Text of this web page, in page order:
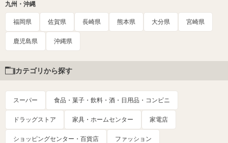
九州・沖縄
福岡県 佐賀県 長崎県 熊本県 大分県 宮崎県
鹿児島県 沖縄県
カテゴリから探す
スーパー 食品・菓子・飲料・酒・日用品・コンビニ
ドラッグストア 家具・ホームセンター 家電店
ショッピングセンター・百貨店 ファッション